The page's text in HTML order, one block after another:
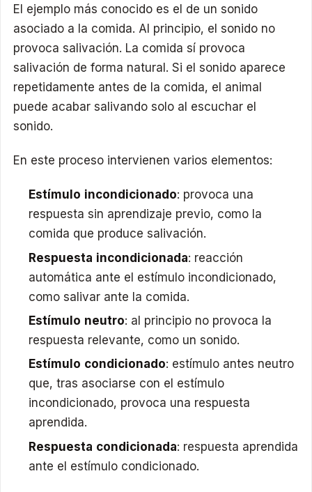
El ejemplo más conocido es el de un sonido
asociado a la comida. Al principio, el sonido no
provoca salivación. La comida sí provoca
salivación de forma natural. Si el sonido aparece
repetidamente antes de la comida, el animal
puede acabar salivando solo al escuchar el
sonido.
En este proceso intervienen varios elementos:
Estímulo incondicionado: provoca una
respuesta sin aprendizaje previo, como la
comida que produce salivación.
Respuesta incondicionada: reacción
automática ante el estímulo incondicionado,
como salivar ante la comida.
Estímulo neutro: al principio no provoca la
respuesta relevante, como un sonido.
Estímulo condicionado: estímulo antes neutro
que, tras asociarse con el estímulo
incondicionado, provoca una respuesta
aprendida.
Respuesta condicionada: respuesta aprendida
ante el estímulo condicionado.